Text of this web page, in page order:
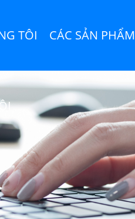
TÔI CÁC SẢN PHẨM